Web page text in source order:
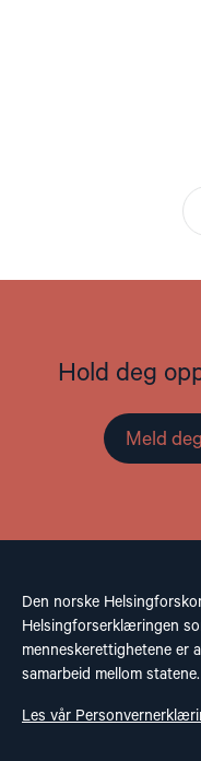
Hold deg
Meld
Den norske
Helsingforserklæringen
menneskerettighetene er
samarbeid mellom statene.
Les vår